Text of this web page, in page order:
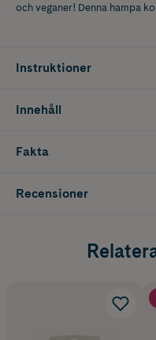
och veganer! Denna hampa
Instruktioner
Innehåll
Fakta
Recensioner